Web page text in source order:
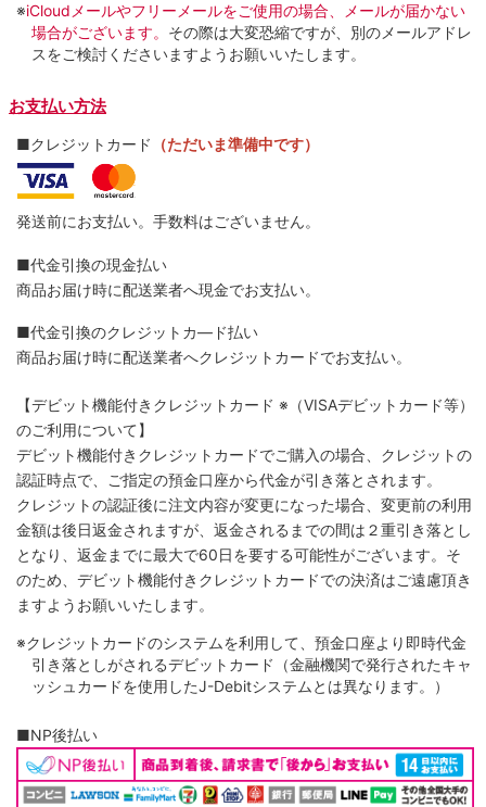
※iCloudメールやフリーメールをご使用の場合、メールが届かない
場合がございます。 その際は大変恐縮ですが、別のメールアドレ
スをご検討くださいますようお願いいたします。
お支払い方法
■クレジットカード （ただいま準備中です）
発送前にお支払い。手数料はございません。
■代金引換の現金払い
商品お届け時に配送業者へ現金でお支払い。
■代金引換のクレジットカ―ド払い
商品お届け時に配送業者へクレジットカードでお支払い。
【デビット機能付きクレジットカード ※（VISAデビットカード等）
のご利用について】
デビット機能付きクレジットカードでご購入の場合、クレジットの
認証時点で、ご指定の預金口座から代金が引き落とされます。
クレジットの認証後に注文内容が変更になった場合、変更前の利用
金額は後日返金されますが、返金されるまでの間は２重引き落とし
となり、返金までに最大で60日を要する可能性がございます。そ
のため、デビット機能付きクレジットカードでの決済はご遠慮頂き
ますようお願いいたします。
※クレジットカードのシステムを利用して、預金口座より即時代金
引き落としがされるデビットカード（金融機関で発行されたキャ
ッシュカードを使用したJ-Debitシステムとは異なります。）
■NP後払い